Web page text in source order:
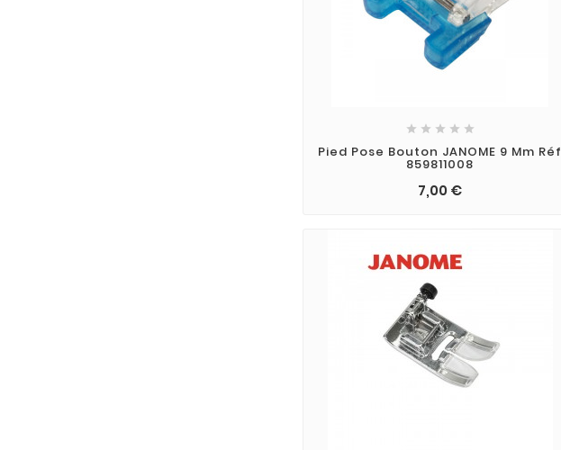
    
Pied Pose Bouton JANOME 9 Mm Réf
859811008
7,00 €